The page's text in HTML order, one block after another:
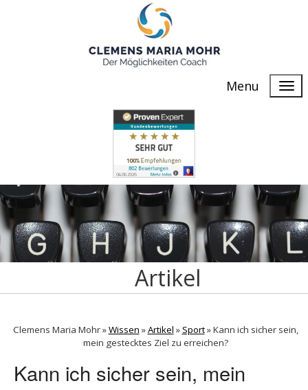
Menu
Artikel
Clemens Maria Mohr »Wissen »Artikel »Sport»Kann ich sicher sein,
mein gestecktes Ziel zu erreichen?
Kann ich sicher sein, mein